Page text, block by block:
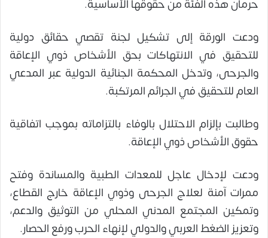
حرمان هذه الفئة من حقوقها الأساسية.
ودعت الورقة إلى تشكيل لجنة تقصي حقائق دولية
للتحقيق في الانتهاكات بحق الأشخاص ذوي الإعاقة
والجرحى، وتدخل المحكمة الجنائية الدولية عبر المدعي
العام للتحقيق في الجرائم المرتكبة.
وطالبت بإلزام الاحتلال بالوفاء بالتزاماته بموجب اتفاقية
حقوق الأشخاص ذوي الإعاقة.
ودعت لإدخال عاجل للمعدات الطبية والمساندة وفتح
ممرات آمنة لعلاج الجرحى وذوي الإعاقة خارج القطاع،
وتمكين المجتمع المدني المحلي من التوثيق والدعم،
وتعزيز الضغط العربي والدولي لإنهاء الحرب ورفع الحصار.